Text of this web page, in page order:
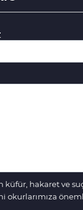
küfür, hakaret ve